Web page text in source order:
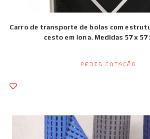
Carro de transporte de bolas com
cesto em lona. Medidas 57 x 57
Pedir Cotação